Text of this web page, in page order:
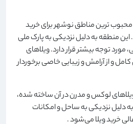
محبوب ترین مناطق نوشهر برای خرید
منطقه به دلیل نزدیکی به پارک ملی
توجه بیشتر قرار دارد. ویلاهای
و از آرامش و زیبایی خاصی برخوردار
لوکس و مدرن در آن ساخته شده،
دلیل نزدیکی به ساحل و امکانات
خرید ویلا می‌شود.